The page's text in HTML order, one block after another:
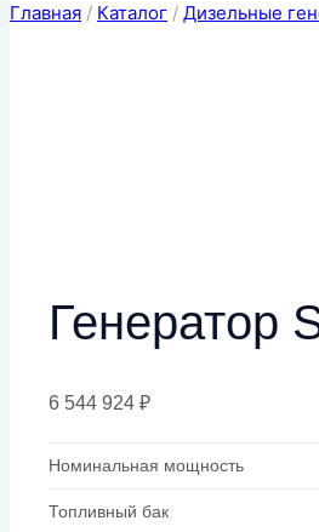
Главная / Каталог / Дизельные
Генератор
6 544 924 ₽
Номинальная мощность
Топливный бак